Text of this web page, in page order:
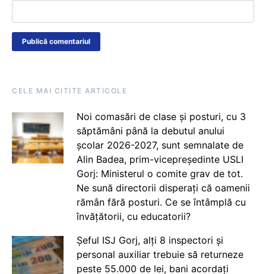
CELE MAI CITITE ARTICOLE
Noi comasări de clase și posturi, cu 3
săptămâni până la debutul anului
școlar 2026-2027, sunt semnalate de
Alin Badea, prim-vicepreședinte USLI
Gorj: Ministerul o comite grav de tot.
Ne sună directorii disperați că oamenii
rămân fără posturi. Ce se întâmplă cu
învățătorii, cu educatorii?
Șeful ISJ Gorj, alți 8 inspectori și
personal auxiliar trebuie să returneze
peste 55.000 de lei, bani acordați